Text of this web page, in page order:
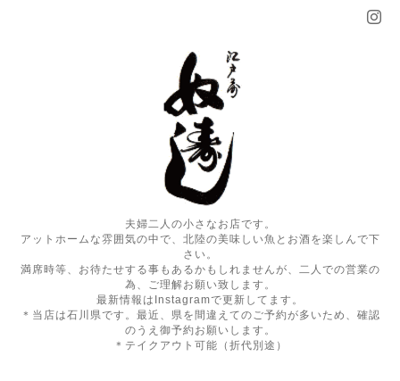
夫婦二人の小さなお店です。
アットホームな雰囲気の中で、北陸の美味しい魚とお酒を楽しんで下
さい。
満席時等、お待たせする事もあるかもしれませんが、二人での営業の
為、ご理解お願い致します。
最新情報はInstagramで更新してます。
＊当店は石川県です。最近、県を間違えてのご予約が多いため、確認
のうえ御予約お願いします。
＊テイクアウト可能（折代別途）